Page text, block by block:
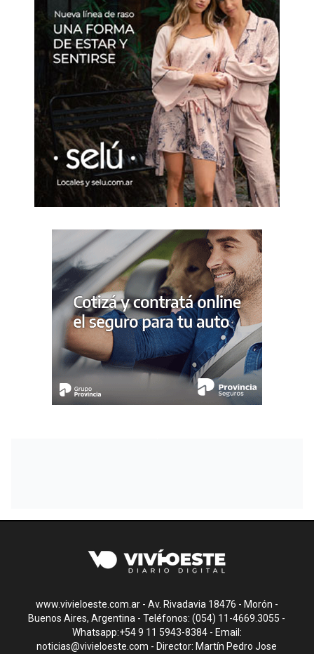
www.vivieloeste.com.ar - Av. Rivadavia 18476 - Morón -
Buenos Aires, Argentina - Teléfonos: (054) 11-4669.3055 -
Whatsapp:+54 9 11 5943-8384 - Email:
noticias@vivieloeste.com - Director: Martín Pedro Jose